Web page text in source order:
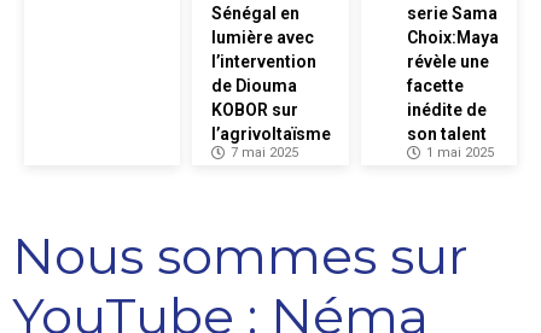
Sénégal en
lumière avec
l’intervention
de Diouma
KOBOR sur
l’agrivoltaïsme
7 mai 2025
serie Sama
Choix:Maya
révèle une
facette
inédite de
son talent
1 mai 2025
Nous sommes sur
YouTube : Néma